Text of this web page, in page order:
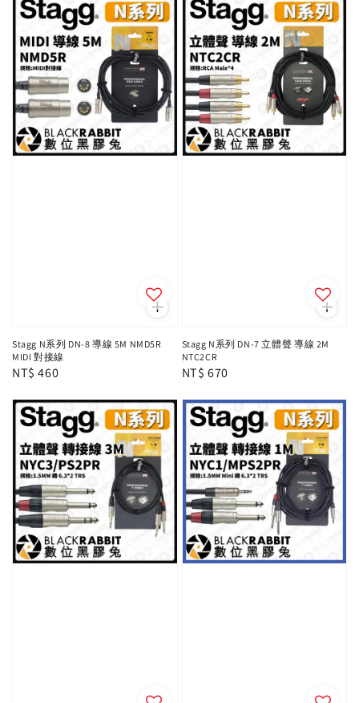
Stagg N系列 DN-8 導線 5M NMD5R
MIDI 對接線
Regular
NT$ 460
Stagg N系列 DN-7 立體聲 導線 2M
NTC2CR
Regular
NT$ 670